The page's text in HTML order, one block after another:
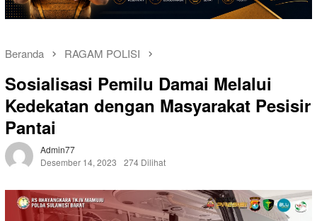
Beranda RAGAM POLISI
Sosialisasi Pemilu Damai Melalui
Kedekatan dengan Masyarakat Pesisir
Pantai
Admin77
Desember 14, 2023
274 Dilihat